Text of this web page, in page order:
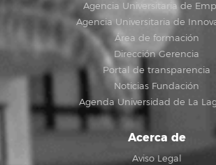
Agencia Universitaria de
Agencia Universitaria de
Área de formación
Dirección Gerencia
Portal de transparencia
Noticias Fundación
Agenda Universidad de La
Acerca de
Aviso Legal